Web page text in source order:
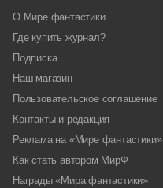
О Мире фантастики
Где купить журнал?
Подписка
Наш магазин
Пользовательское соглашение
Контакты и редакция
Реклама на «Мире фантастики»
Как стать автором МирФ
Награды «Мира фантастики»